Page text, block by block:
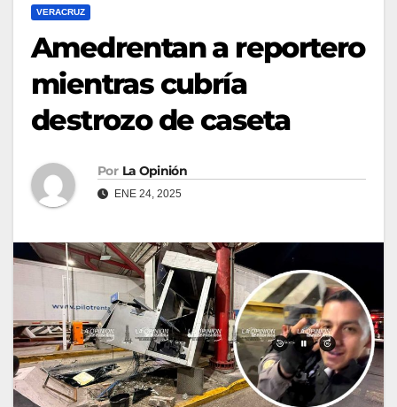
VERACRUZ
Amedrentan a reportero
mientras cubría
destrozo de caseta
Por La Opinión
ENE 24, 2025